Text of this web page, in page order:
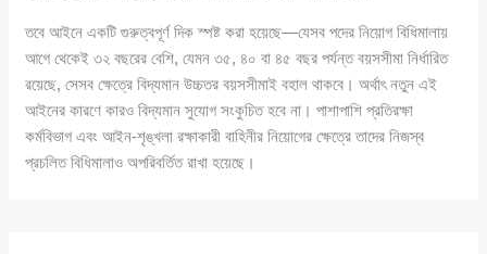
তবে আইনে একটি গুরুত্বপূর্ণ দিক স্পষ্ট করা হয়েছে—যেসব পদের নিয়োগ বিধিমালায়
আগে থেকেই ৩২ বছরের বেশি, যেমন ৩৫, ৪০ বা ৪৫ বছর পর্যন্ত বয়সসীমা নির্ধারিত
রয়েছে, সেসব ক্ষেত্রে বিদ্যমান উচ্চতর বয়সসীমাই বহাল থাকবে। অর্থাৎ নতুন এই
আইনের কারণে কারও বিদ্যমান সুযোগ সংকুচিত হবে না। পাশাপাশি প্রতিরক্ষা
কর্মবিভাগ এবং আইন-শৃঙ্খলা রক্ষাকারী বাহিনীর নিয়োগের ক্ষেত্রে তাদের নিজস্ব
প্রচলিত বিধিমালাও অপরিবর্তিত রাখা হয়েছে।